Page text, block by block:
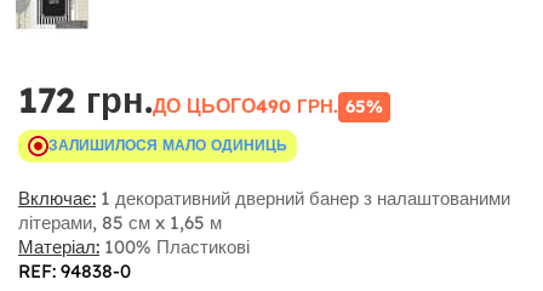
172 грн.ДО ЦЬОГО490 ГРН. 65%
ЗАЛИШИЛОСЯ МАЛО ОДИНИЦЬ
Включає: 1 декоративний дверний банер з налаштованими
літерами, 85 см x 1,65 м
Матеріал: 100% Пластикові
REF: 94838-0